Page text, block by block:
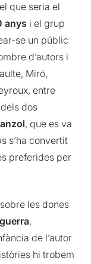
que seria el
anys i el grup
se un públic
d’autors i
Miró,
entre
dos
, que es va
s’ha convertit
preferides per
les dones
,
de l’autor
hi trobem